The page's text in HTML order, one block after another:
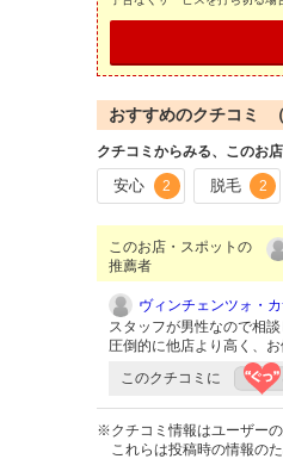
おすすめのクチコミ （
クチコミからみる、このお
安心 2 脱毛 2
このお店・スポットの
推薦者
ヴィンチェンツォ・カ
スタッフが男性なので相
圧倒的に他店より高く、
このクチコミに
※クチコミ情報はユーザーの
これらは投稿時の情報の